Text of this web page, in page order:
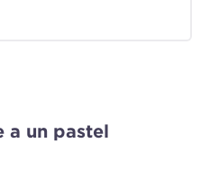
a un pastel